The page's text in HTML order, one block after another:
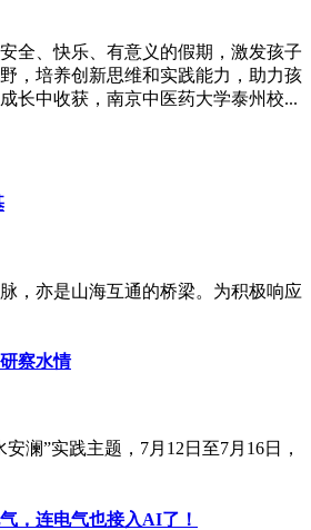
全、快乐、有意义的假期，激发孩子
，培养创新思维和实践能力，助力孩
长中收获，南京中医药大学泰州校...
，亦是山海互通的桥梁。为积极响应
察水情
澜”实践主题，7月12日至7月16日，
，连电气也接入AI了！